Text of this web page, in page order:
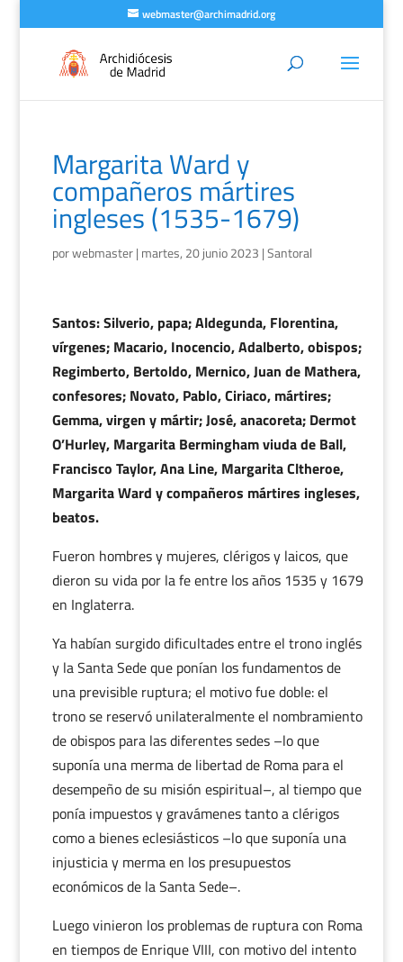
webmaster@archimadrid.org
Margarita Ward y
compañeros mártires
ingleses (1535-1679)
porwebmaster| martes, 20 junio 2023 |Santoral
Santos: Silverio, papa; Aldegunda, Florentina,
vírgenes; Macario, Inocencio, Adalberto, obispos;
Regimberto, Bertoldo, Mernico, Juan de Mathera,
confesores; Novato, Pablo, Ciriaco, mártires;
Gemma, virgen y mártir; José, anacoreta; Dermot
O’Hurley, Margarita Bermingham viuda de Ball,
Francisco Taylor, Ana Line, Margarita Cltheroe,
Margarita Ward y compañeros mártires ingleses,
beatos.
Fueron hombres y mujeres, clérigos y laicos, que
dieron su vida por la fe entre los años 1535 y 1679
en Inglaterra.
Ya habían surgido dificultades entre el trono inglés
y la Santa Sede que ponían los fundamentos de
una previsible ruptura; el motivo fue doble: el
trono se reservó unilateralmente el nombramiento
de obispos para las diferentes sedes –lo que
suponía una merma de libertad de Roma para el
desempeño de su misión espiritual–, al tiempo que
ponía impuestos y gravámenes tanto a clérigos
como a bienes eclesiásticos –lo que suponía una
injusticia y merma en los presupuestos
económicos de la Santa Sede–.
Luego vinieron los problemas de ruptura con Roma
en tiempos de Enrique VIII, con motivo del intento